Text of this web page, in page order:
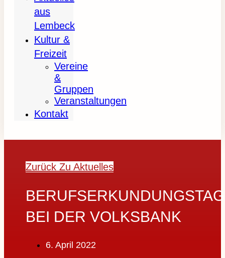
aus
Lembeck
Kultur &
Freizeit
Vereine
&
Gruppen
Veranstaltungen
Kontakt
Zurück Zu Aktuelles
BEI DER VOLKSBANK
6. April 2022